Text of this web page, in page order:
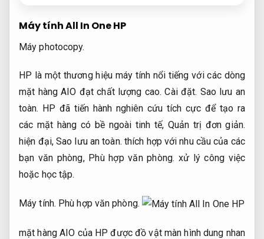
Máy tính All In One HP
Máy photocopy.
HP là một thương hiệu máy tính nổi tiếng với các dòng
mặt hàng AIO đạt chất lượng cao.Cài đặt. Sao lưu an
toàn. HP đã tiến hành nghiên cứu tích cực để tạo ra
các mặt hàng có bề ngoài tinh tế, Quản trị đơn giản.
hiện đại,Sao lưu an toàn. thích hợp với nhu cầu của các
bạn văn phòng, Phù hợp văn phòng. xử lý công việc
hoặc học tập.
Máy tính. Phù hợp văn phòng.
mặt hàng AIO của HP được đồ vật màn hình dung nhan